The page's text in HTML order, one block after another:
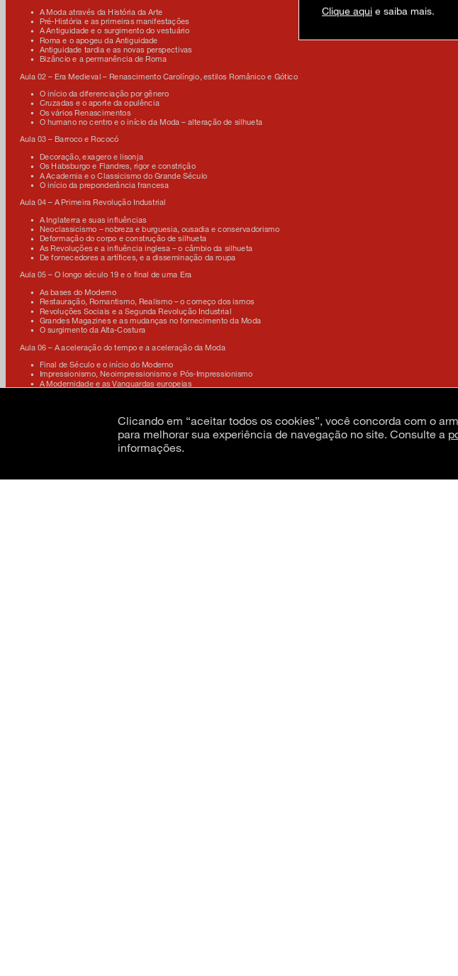
A Moda através da História da Arte
Pré-História e as primeiras manifestações
A Antiguidade e o surgimento do vestuário
Roma e o apogeu da Antiguidade
Antiguidade tardia e as novas perspectivas
Bizâncio e a permanência de Roma
Aula 02 – Era Medieval – Renascimento Carolíngio, estilos Românico e Gótico
O início da diferenciação por gênero
Cruzadas e o aporte da opulência
Os vários Renascimentos
O humano no centro e o início da Moda – alteração de silhueta
Aula 03 – Barroco e Rococó
Decoração, exagero e lisonja
Os Habsburgo e Flandres, rigor e constrição
A Academia e o Classicismo do Grande Século
O início da preponderância francesa
Aula 04 – A Primeira Revolução Industrial
A Inglaterra e suas influências
Neoclassicismo – nobreza e burguesia, ousadia e conservadorismo
Deformação do corpo e construção de silhueta
As Revoluções e a influência inglesa – o câmbio da silhueta
De fornecedores a artífices, e a disseminação da roupa
Aula 05 – O longo século 19 e o final de uma Era
As bases do Moderno
Restauração, Romantismo, Realismo – o começo dos ismos
Revoluções Sociais e a Segunda Revolução Industrial
Grandes Magazines e as mudanças no fornecimento da Moda
O surgimento da Alta-Costura
Aula 06 – A aceleração do tempo e a aceleração da Moda
Final de Século e o início do Moderno
Impressionismo, Neoimpressionismo e Pós-Impressionismo
A Modernidade e as Vanguardas europeias
youtube
google arts & culture
CNPJ: 62.520.218/0001-24Razão social: Museu de Arte Moderna de São Paulo
Clique aqui e saiba mais.
Clicando em “aceitar todos os cookies”, você concorda com o
para melhorar sua experiência de navegação no site. Consulte a
informações.